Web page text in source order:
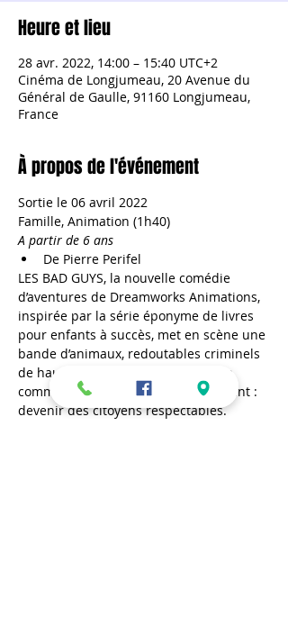
Heure et lieu
28 avr. 2022, 14:00 – 15:40 UTC+2
Cinéma de Longjumeau, 20 Avenue du
Général de Gaulle, 91160 Longjumeau,
France
À propos de l'événement
Sortie le 06 avril 2022
Famille, Animation (1h40)
A partir de 6 ans
De Pierre Perifel
LES BAD GUYS, la nouvelle comédie
d’aventures de Dreamworks Animations,
inspirée par la série éponyme de livres
pour enfants à succès, met en scène une
bande d’animaux, redoutables criminels
de haut vol, qui sont sur le point de
commettre leur méfait le plus éclatant :
devenir des citoyens respectables.